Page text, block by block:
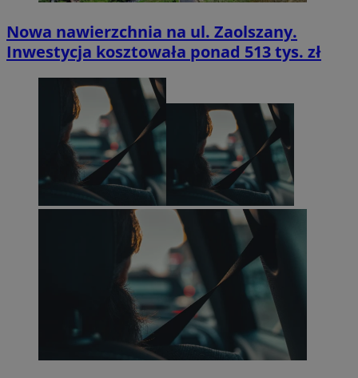
Nowa nawierzchnia na ul. Zaolszany.
Inwestycja kosztowała ponad 513 tys. zł